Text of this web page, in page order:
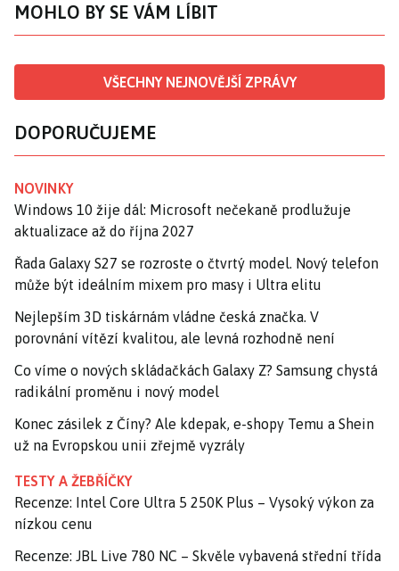
MOHLO BY SE VÁM LÍBIT
VŠECHNY NEJNOVĚJŠÍ ZPRÁVY
DOPORUČUJEME
NOVINKY
Windows 10 žije dál: Microsoft nečekaně prodlužuje
aktualizace až do října 2027
Řada Galaxy S27 se rozroste o čtvrtý model. Nový telefon
může být ideálním mixem pro masy i Ultra elitu
Nejlepším 3D tiskárnám vládne česká značka. V
porovnání vítězí kvalitou, ale levná rozhodně není
Co víme o nových skládačkách Galaxy Z? Samsung chystá
radikální proměnu i nový model
Konec zásilek z Číny? Ale kdepak, e-shopy Temu a Shein
už na Evropskou unii zřejmě vyzrály
TESTY A ŽEBŘÍČKY
Recenze: Intel Core Ultra 5 250K Plus – Vysoký výkon za
nízkou cenu
Recenze: JBL Live 780 NC – Skvěle vybavená střední třída